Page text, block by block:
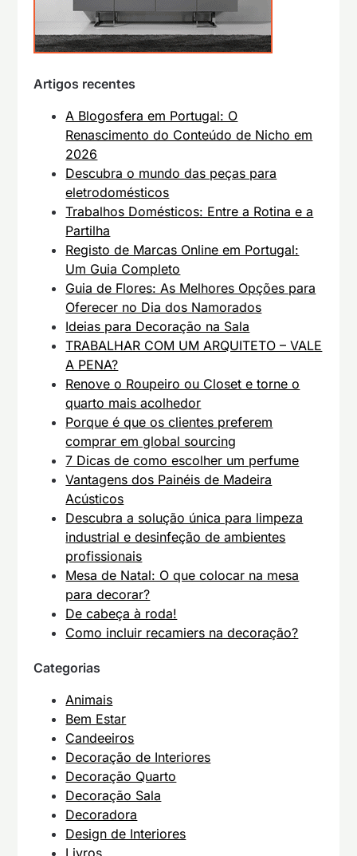
Artigos recentes
A Blogosfera em Portugal: O
Renascimento do Conteúdo de Nicho em
2026
Descubra o mundo das peças para
eletrodomésticos
Trabalhos Domésticos: Entre a Rotina e a
Partilha
Registo de Marcas Online em Portugal:
Um Guia Completo
Guia de Flores: As Melhores Opções para
Oferecer no Dia dos Namorados
Ideias para Decoração na Sala
TRABALHAR COM UM ARQUITETO – VALE
A PENA?
Renove o Roupeiro ou Closet e torne o
quarto mais acolhedor
Porque é que os clientes preferem
comprar em global sourcing
7 Dicas de como escolher um perfume
Vantagens dos Painéis de Madeira
Acústicos
Descubra a solução única para limpeza
industrial e desinfeção de ambientes
profissionais
Mesa de Natal: O que colocar na mesa
para decorar?
De cabeça à roda!
Como incluir recamiers na decoração?
Categorias
Animais
Bem Estar
Candeeiros
Decoração de Interiores
Decoração Quarto
Decoração Sala
Decoradora
Design de Interiores
Livros